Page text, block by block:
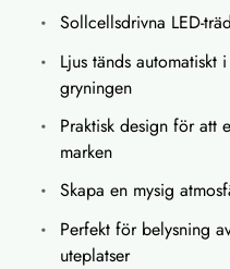
Sollcellsdrivna LED-
Ljus tänds automatiskt
gryningen
Praktisk design för att
marken
Skapa en mysig
Perfekt för belysning
uteplatser